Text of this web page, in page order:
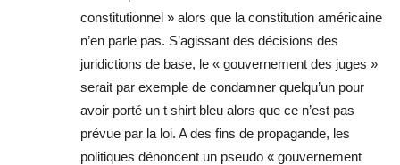
constitutionnel » alors que la constitution américaine
n’en parle pas. S’agissant des décisions des
juridictions de base, le « gouvernement des juges »
serait par exemple de condamner quelqu’un pour
avoir porté un t shirt bleu alors que ce n’est pas
prévue par la loi. A des fins de propagande, les
politiques dénoncent un pseudo « gouvernement